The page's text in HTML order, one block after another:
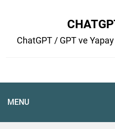
ChatGPT / GPT ve
MENU